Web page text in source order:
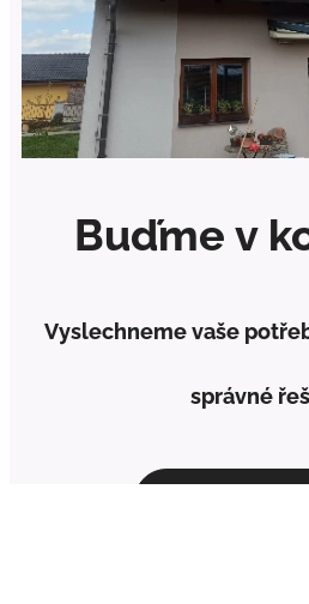
Buďme v
Vyslechneme vaše
správné